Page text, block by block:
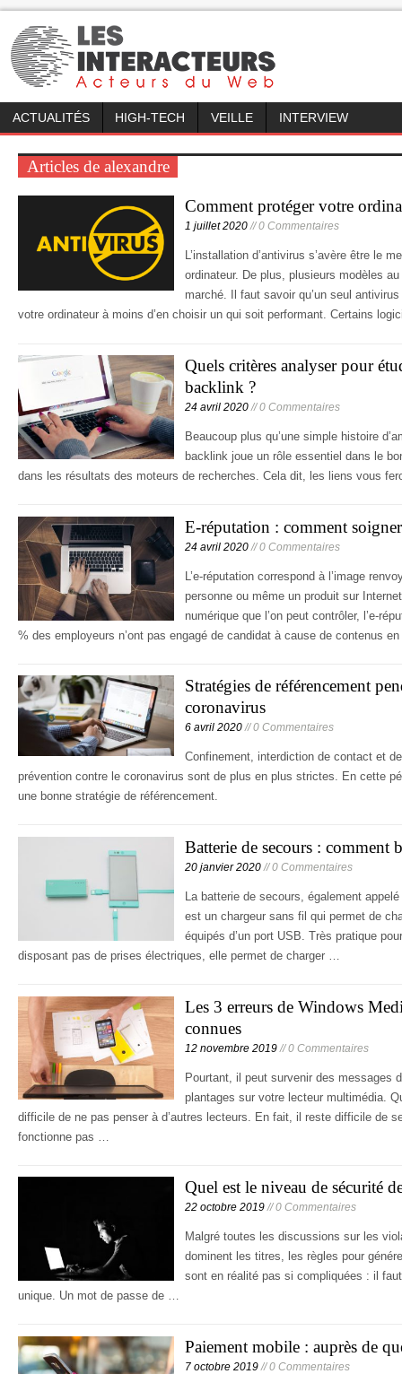
ACTUALITÉS HIGH-TECH VEILLE INTERVIEW
Articles de alexandre
Comment protéger votre
1 juillet 2020// 0 Commentaires
L’installation d’antivirus s’avère être le
ordinateur. De plus, plusieurs modèles
marché. Il faut savoir qu’un seul
votre ordinateur à moins d’en choisir un qui soit performant. Certains
Quels critères analyser pour
backlink ?
24 avril 2020// 0 Commentaires
Beaucoup plus qu’une simple histoire
backlink joue un rôle essentiel dans le
dans les résultats des moteurs de recherches. Cela dit, les liens vous
E-réputation : comment
24 avril 2020 // 0 Commentaires
L’e-réputation correspond à l’image
personne ou même un produit sur
numérique que l’on peut contrôler, l’e-
% des employeurs n’ont pas engagé de candidat à cause de contenus
Stratégies de référencement
coronavirus
6 avril 2020// 0 Commentaires
Confinement, interdiction de contact et
prévention contre le coronavirus sont de plus en plus strictes. En cette
une bonne stratégie de référencement.
Batterie de secours : comment
20 janvier 2020// 0 Commentaires
La batterie de secours, également
est un chargeur sans fil qui permet de
équipés d’un port USB. Très pratique
disposant pas de prises électriques, elle permet de charger …
Les 3 erreurs de Windows
connues
12 novembre 2019 // 0 Commentaires
Pourtant, il peut survenir des messages
plantages sur votre lecteur multimédia.
difficile de ne pas penser à d’autres lecteurs. En fait, il reste difficile de
fonctionne pas …
Quel est le niveau de sécurité
22 octobre 2019// 0 Commentaires
Malgré toutes les discussions sur les
dominent les titres, les règles pour
sont en réalité pas si compliquées : il
unique. Un mot de passe de …
Paiement mobile : auprès de
7 octobre 2019// 0 Commentaires